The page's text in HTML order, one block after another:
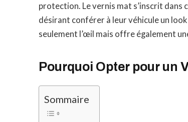
protection. Le vernis mat s’inscrit dans
désirant conférer à leur véhicule un
seulement l’œil mais offre également
Pourquoi Opter pour un
Sommaire